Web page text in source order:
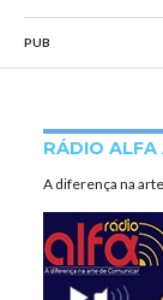
PUB
RÁDIO ALFA
A diferença na